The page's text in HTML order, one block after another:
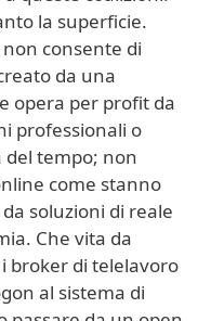
la superficie.
consente di
da una
opera per profit da
professionali o
del tempo; non
come stanno
soluzioni di reale
Che vita da
broker di telelavoro
al sistema di